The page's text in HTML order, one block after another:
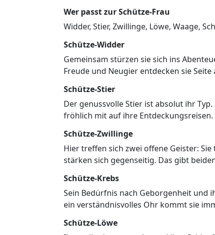
Wer passt zur Schütze-Frau
Widder, Stier, Zwillinge, Löwe, Waage,
Schütze-Widder
Gemeinsam stürzen sie sich ins
Freude und Neugier entdecken sie Seite
Schütze-Stier
Der genussvolle Stier ist absolut ihr
fröhlich mit auf ihre Entdeckungsreisen.
Schütze-Zwillinge
Hier treffen sich zwei offene Geister:
stärken sich gegenseitig. Das gibt
Schütze-Krebs
Sein Bedürfnis nach Geborgenheit und
ein verständnisvolles Ohr kommt sie
Schütze-Löwe